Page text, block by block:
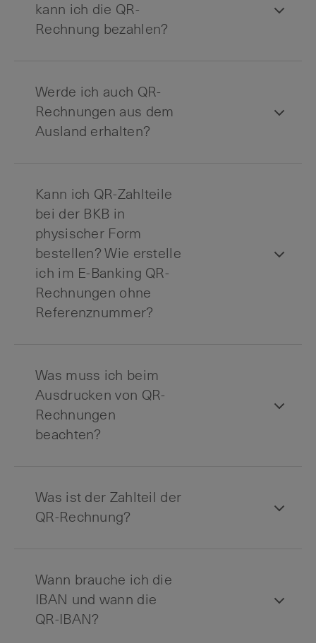
kann ich die QR-
Rechnung bezahlen?
Werde ich auch QR-
Rechnungen aus dem
Ausland erhalten?
Kann ich QR-Zahlteile
bei der BKB in
physischer Form
bestellen? Wie erstelle
ich im E-Banking QR-
Rechnungen ohne
Referenznummer?
Was muss ich beim
Ausdrucken von QR-
Rechnungen
beachten?
Was ist der Zahlteil der
QR-Rechnung?
Wann brauche ich die
IBAN und wann die
QR-IBAN?